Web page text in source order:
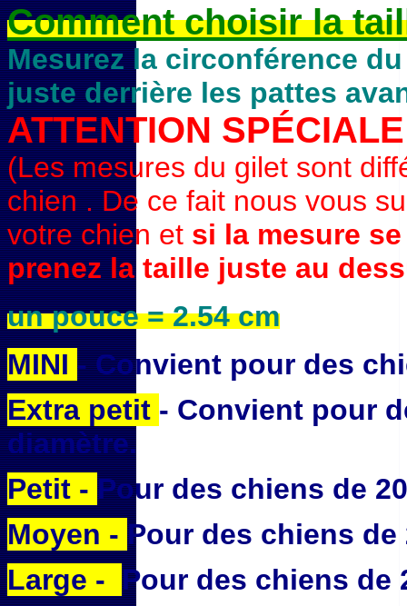
Comment choisir la
Mesurez la circonférence
juste derrière les pattes
ATTENTION
(Les mesures du gilet sont
chien . De ce fait nous vous
votre chien et si la mesure
prenez la taille juste au
un pouce = 2.54 cm
MINI - Convient pour des
Extra petit - Convient pour
diamètre.
Petit - Pour des chiens de
Moyen - Pour des chiens de
Large - Pour des chiens de